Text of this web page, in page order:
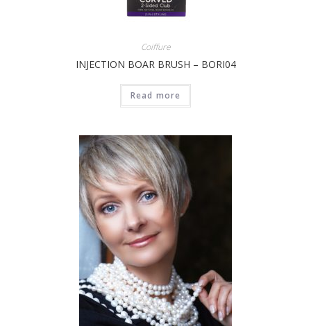
Coiffure
INJECTION BOAR BRUSH – BORI04
Read more